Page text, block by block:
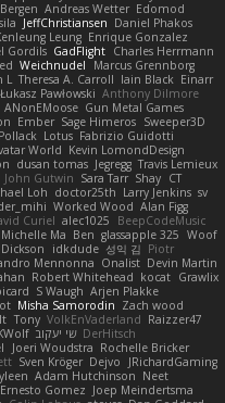
Andreas Wetter Edomod
JeffChristiansen Daniel Phakos
Leung Enrique Gonzalez
Gordils GadFlight Charles Herrmann
Weichnudel
Marcus Grennborg
L Theresa A. Carroll Iain Black Einarr
Łukasz Pawłowski Anthony Dilmore
ANonEMoose Gun Metal Games
Ember Sage Himeros Sweeper3D
Lotus Fabrizio Guidotti
World Kevin LomondDesign
dusan tomas Jegregg Travis Lemieux
John Gutwin Sara Tarr Shay CT
Loh doctor25th Larry Jenkins sv
Worked Wood Alan Figg
Curiel alec1025
BeepCodeMusic
Michelle Ma Ben glassapple 325 Woof
idkdude 성익 김 Piotr
Mennonna Onalist Devin Martin
Robert Whitehead kocat Grawlix
S Waugh Arjen Plakke
Misha Samorodin Zach wood
Tony VolkEnVaderland Raizzer47
שי יעקוב DerHitsch
Joeri Woudstra Rochelle Bricker
Sven Kröger Dejvo
JRichardGaming
Adam Hutchinson Neet
Ernesto Gomez Joep Meindertsma